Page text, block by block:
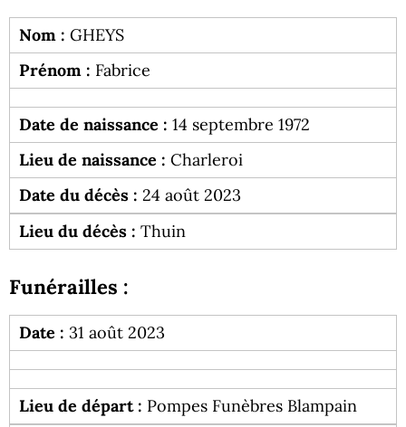
Nom : GHEYS
Prénom : Fabrice
Date de naissance : 14 septembre 1972
Lieu de naissance : Charleroi
Date du décès : 24 août 2023
Lieu du décès : Thuin
Funérailles :
Date : 31 août 2023
Lieu de départ : Pompes Funèbres Blampain